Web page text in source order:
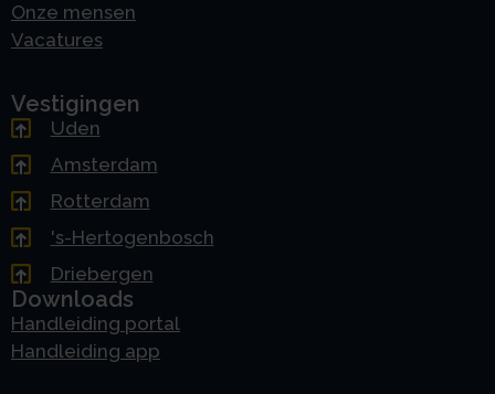
Onze mensen
Vacatures
Vestigingen
Uden
Amsterdam
Rotterdam
's-Hertogenbosch
Driebergen
Downloads
Handleiding portal
Handleiding app